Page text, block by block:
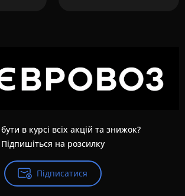
в курсі всіх акцій та знижок?
Підпишіться на розсилку
Підписатися